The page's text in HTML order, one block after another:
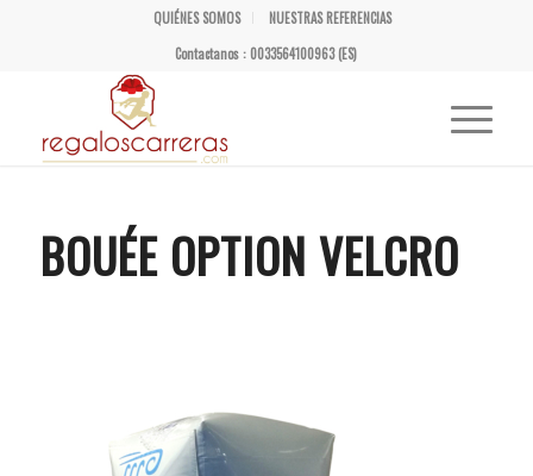
QUIÉNES SOMOS
NUESTRAS REFERENCIAS
Contactanos : 0033564100963 (ES)
BOUÉE OPTION VELCRO